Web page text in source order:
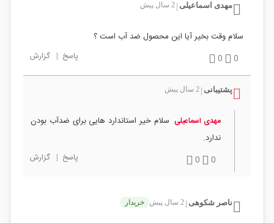
مهدی اسماعیلی 2 سال پیش
سلام وقت بخیر آیا این محصول ضد آب است ؟
0
0 پاسخ | گزارش
پشتیبانی 2 سال پیش
مهدی اسماعیلی سلام خیر استاندارد هایی برای ضدآب بودن
ندارد.
0
0 پاسخ | گزارش
ناصر شکوهی 2 سال پیش خریدار